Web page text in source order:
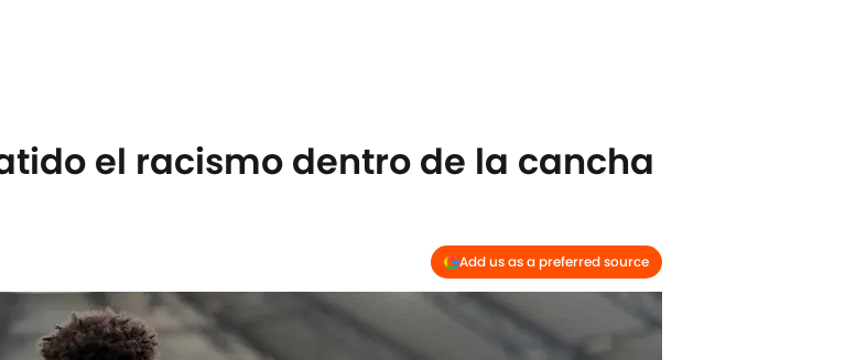
el racismo dentro de la cancha
Add us as a preferred source